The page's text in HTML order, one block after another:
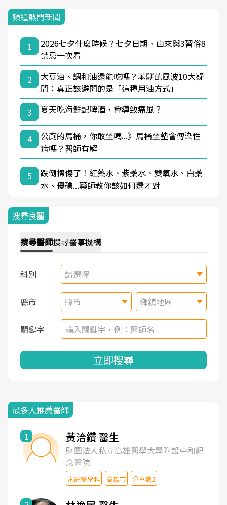
頻道熱門新聞
1
2026七夕什麼時候？七夕日期、由來與3習俗8
禁忌一次看
2
大豆油、調和油還能吃嗎？苯駢芘風波10大疑
問：真正該避開的是「這種用油方式」
3
夏天吃海鮮配啤酒，會導致痛風？
4
公廁的馬桶，你敢坐嗎...》馬桶坐墊會傳染性
病嗎？醫師有解
5
跌倒擦傷了！紅藥水、紫藥水、雙氧水、白藥
水、優碘...藥師教你該如何選才對
搜尋良醫
搜尋醫師搜尋醫事機構
科別 請選擇
縣市 縣市 鄉鎮地區
關鍵字
立即搜尋
最多人推薦醫師
1 黃洽鑽 醫生
財團法人私立高雄醫學大學附設中和紀
念醫院
家庭醫學科 高雄市 分享數2